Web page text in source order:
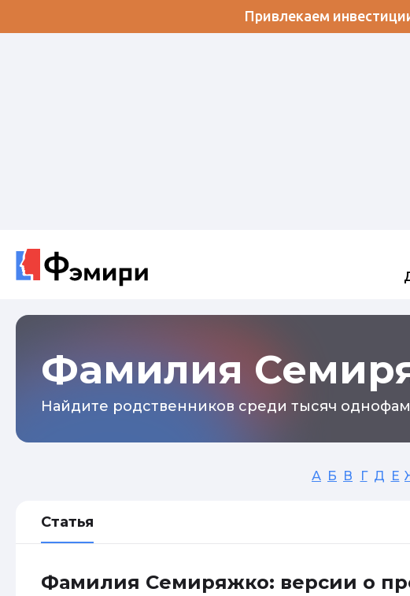
Привлекаем
Фамилия
Найдите родственников среди тысяч
А Б В Г Д Е
Статья
Фамилия Семиряжко: версии о